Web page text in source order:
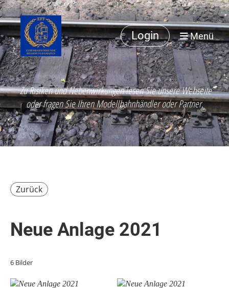
Login Menü
Zu Risiken und Nebenwirkungen lesen Sie unsere Webseite
oder fragen Sie Ihren Modellbahnhändler oder Partner.
Zurück
Neue Anlage 2021
6 Bilder